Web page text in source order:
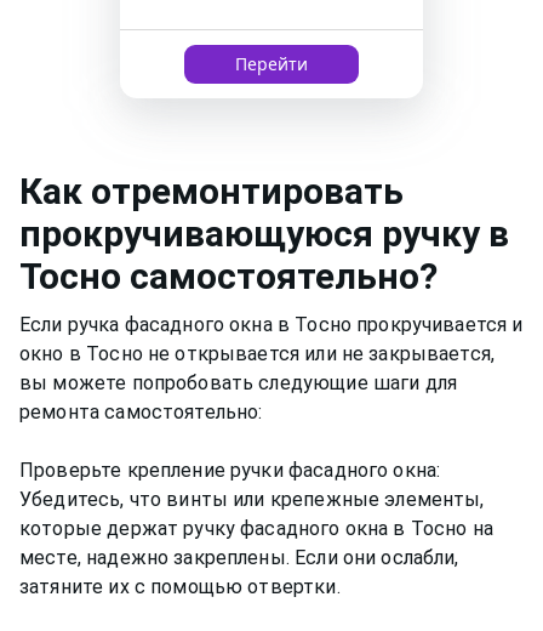
Перейти
Как отремонтировать
прокручивающуюся ручку в
Тосно самостоятельно?
Если ручка фасадного окна в Тосно прокручивается и
окно в Тосно не открывается или не закрывается,
вы можете попробовать следующие шаги для
ремонта самостоятельно:
Проверьте крепление ручки фасадного окна:
Убедитесь, что винты или крепежные элементы,
которые держат ручку фасадного окна в Тосно на
месте, надежно закреплены. Если они ослабли,
затяните их с помощью отвертки.